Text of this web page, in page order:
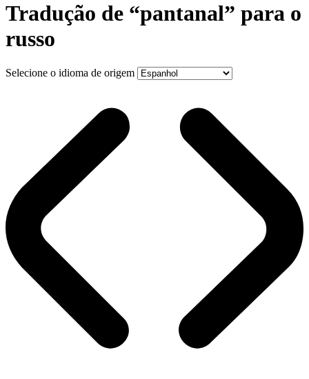
Tradução de “pantanal” para o
russo
Selecione o idioma de origem